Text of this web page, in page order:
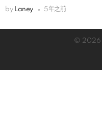
by Laney 5年之前
© 2026